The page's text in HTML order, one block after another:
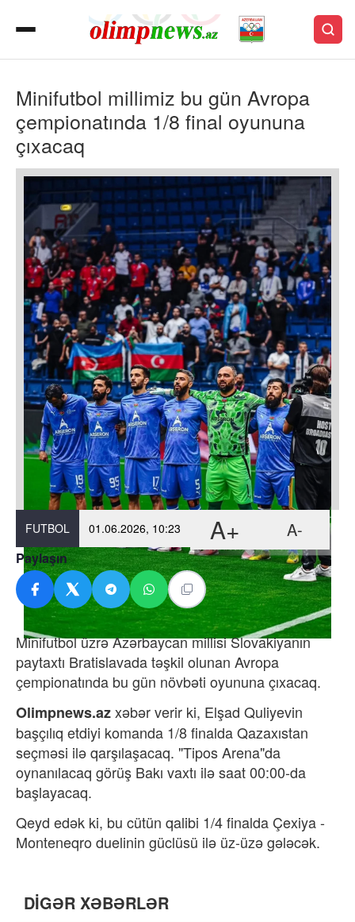
Minifutbol millimiz bu gün Avropa
çempionatında 1/8 final oyununa
çıxacaq
FUTBOL 01.06.2026, 10:23 A+ A-
Paylaşın
Minifutbol üzrə Azərbaycan millisi Slovakiyanın
paytaxtı Bratislavada təşkil olunan Avropa
çempionatında bu gün növbəti oyununa çıxacaq.
Olimpnews.azxəbər verir ki, Elşad Quliyevin
başçılıq etdiyi komanda 1/8 finalda Qazaxıstan
seçməsi ilə qarşılaşacaq. "Tipos Arena"da
oynanılacaq görüş Bakı vaxtı ilə saat 00:00-da
başlayacaq.
Qeyd edək ki, bu cütün qalibi 1/4 finalda Çexiya -
Monteneqro duelinin güclüsü ilə üz-üzə gələcək.
DİGƏR XƏBƏRLƏR